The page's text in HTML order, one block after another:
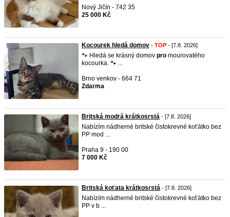
Nový Jičín - 742 35
25 000 Kč
Kocourek hledá domov - TOP - [7.8. 2026]
🐾 Hledá se krásný domov pro mourovatého
kocourka. 🐾 ...
Brno venkov - 664 71
Zdarma
Britská modrá krátkosrstá - [7.8. 2026]
Nabízím nádherné britské čistokrevné koťátko bez
PP mod ...
Praha 9 - 190 00
7 000 Kč
Britská koťata krátkosrstá - [7.8. 2026]
Nabízím nádherné britské čistokrevné koťátko bez
PP v b ...